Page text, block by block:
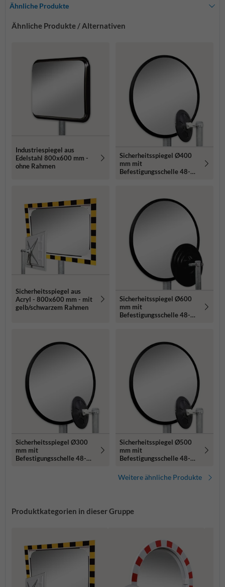
Ähnliche Produkte
Ähnliche Produkte / Alternativen
Industriespiegel aus
Edelstahl 800x600 mm -
ohne Rahmen
Sicherheitsspiegel Ø400
mm mit
Befestigungsschelle 48-90
Sicherheitsspiegel aus
Acryl - 800x600 mm - mit
gelb/schwarzem Rahmen
Sicherheitsspiegel Ø600
mm mit
Befestigungsschelle 48-90
Sicherheitsspiegel Ø300
mm mit
Befestigungsschelle 48-90
Sicherheitsspiegel Ø500
mm mit
Befestigungsschelle 48-90
Weitere ähnliche Produkte
Produktkategorien in dieser Gruppe